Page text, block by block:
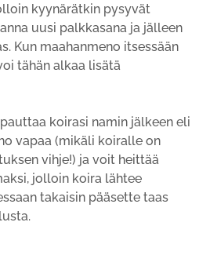
kyynärätkin pysyvät
uusi palkkasana ja jälleen
Kun maahanmeno itsessään
tähän alkaa lisätä
koirasi namin jälkeen eli
vapaa (mikäli koiralle on
vihje!) ja voit heittää
jolloin koira lähtee
takaisin pääsette taas